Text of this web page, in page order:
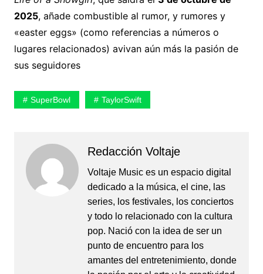
2025, añade combustible al rumor, y rumores y
«easter eggs» (como referencias a números o
lugares relacionados) avivan aún más la pasión de
sus seguidores
SuperBowl TaylorSwift
Redacción Voltaje
Voltaje Music es un espacio digital
dedicado a la música, el cine, las
series, los festivales, los conciertos
y todo lo relacionado con la cultura
pop. Nació con la idea de ser un
punto de encuentro para los
amantes del entretenimiento, donde